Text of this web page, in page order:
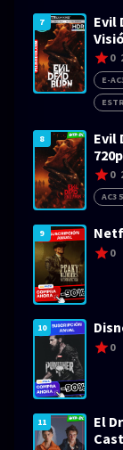
7
Evil
0
E-
8
Evil
0
AC3
9
0
10
0
11
El